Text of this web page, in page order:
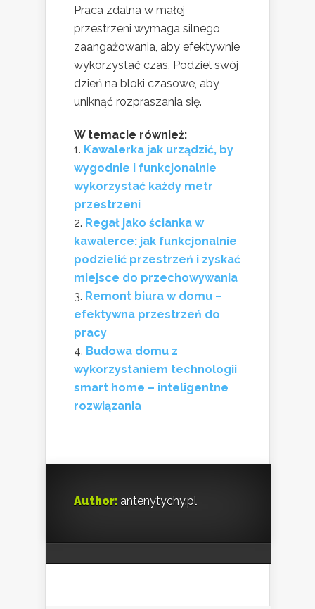
Praca zdalna w małej
przestrzeni wymaga silnego
zaangażowania, aby efektywnie
wykorzystać czas. Podziel swój
dzień na bloki czasowe, aby
uniknąć rozpraszania się.
W temacie również:
Kawalerka jak urządzić, by
wygodnie i funkcjonalnie
wykorzystać każdy metr
przestrzeni
Regał jako ścianka w
kawalerce: jak funkcjonalnie
podzielić przestrzeń i zyskać
miejsce do przechowywania
Remont biura w domu –
efektywna przestrzeń do
pracy
Budowa domu z
wykorzystaniem technologii
smart home – inteligentne
rozwiązania
Author: antenytychy.pl